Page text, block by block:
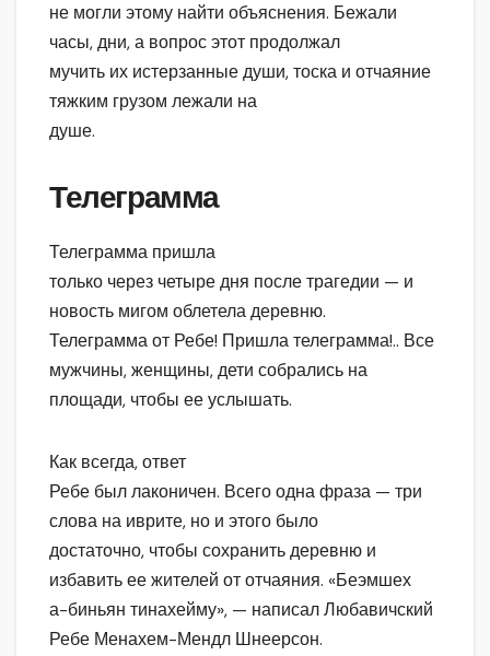
не могли этому найти объяснения. Бежали
часы, дни, а вопрос этот продолжал
мучить их истерзанные души, тоска и отчаяние
тяжким грузом лежали на
душе.
Телеграмма
Телеграмма пришла
только через четыре дня после трагедии — и
новость мигом облетела деревню.
Телеграмма от Ребе! Пришла телеграмма!.. Все
мужчины, женщины, дети собрались на
площади, чтобы ее услышать.
Как всегда, ответ
Ребе был лаконичен. Всего одна фраза — три
слова на иврите, но и этого было
достаточно, чтобы сохранить деревню и
избавить ее жителей от отчаяния. «Беэмшех
а-биньян тинахейму», — написал Любавичский
Ребе Менахем-Мендл Шнеерсон.